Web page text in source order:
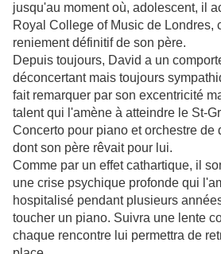
jusqu'au moment où, adolescent, il
Royal College of Music de Londres,
reniement définitif de son père.
Depuis toujours, David a un
déconcertant mais toujours
fait remarquer par son excentricité
talent qui l'amène à atteindre le St-
Concerto pour piano et orchestre de
dont son père rêvait pour lui.
Comme par un effet cathartique, il
une crise psychique profonde qui
hospitalisé pendant plusieurs
toucher un piano. Suivra une lente
chaque rencontre lui permettra de